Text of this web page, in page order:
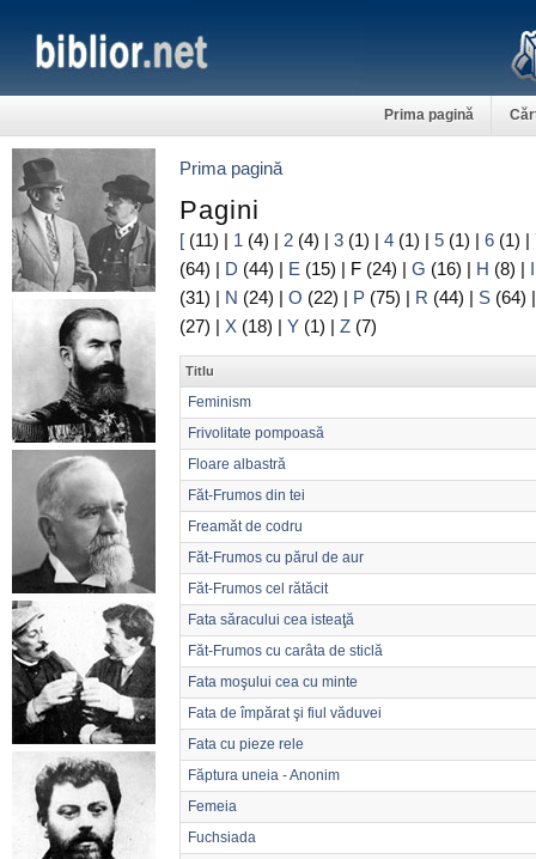
Prima pagină
Prima pagină
Pagini
[ (11) | 1 (4) | 2 (4) | 3 (1) | 4 (1) | 5 (1) | 6 (1) |
(64) | D (44) | E (15) | F (24) | G (16) | H (8) | I
(31) | N (24) | O (22) | P (75) | R (44) | S (64)
(27) | X (18) | Y (1) | Z (7)
Titlu
Feminism
Frivolitate pompoasă
Floare albastră
Făt-Frumos din tei
Freamăt de codru
Făt-Frumos cu părul de aur
Făt-Frumos cel rătăcit
Fata săracului cea isteaţă
Făt-Frumos cu carâta de sticlă
Fata moşului cea cu minte
Fata de împărat şi fiul văduvei
Fata cu pieze rele
Făptura uneia - Anonim
Femeia
Fuchsiada